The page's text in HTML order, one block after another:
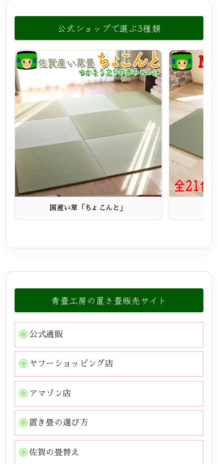
公式ショップで選ぶ3種類
国産い草「ちょこんと」
青畳工房の置き畳販売サイト
公式通販
ヤフーショッピング店
アマゾン店
置き畳の選び方
佐賀の畳替え